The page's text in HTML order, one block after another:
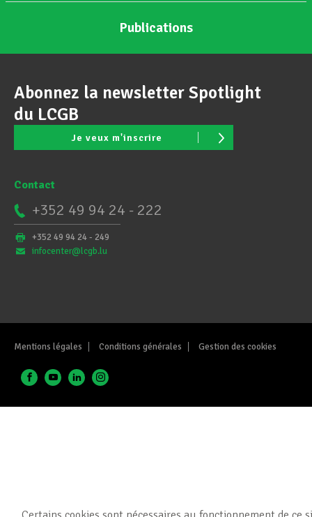
Publications
Abonnez la newsletter Spotlight
du LCGB
Je veux m'inscrire
Contact
+352 49 94 24 - 222
+352 49 94 24 - 249
infocenter@lcgb.lu
Mentions légales Conditions générales Gestion des cookies